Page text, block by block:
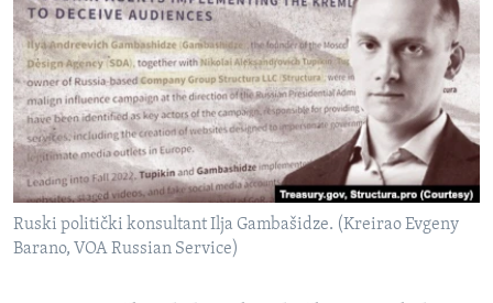
MAGAZIN
O GLASU AMERIKE
Learning English
PRATITE NAS
Ruski politički konsultant Ilja Gambašidze. (Kreirao Evgeny
Barano, VOA Russian Service)